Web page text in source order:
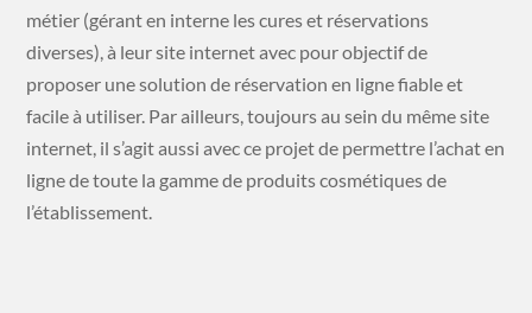
métier (gérant en interne les cures et réservations
diverses), à leur site internet avec pour objectif de
proposer une solution de réservation en ligne fiable et
facile à utiliser. Par ailleurs, toujours au sein du même site
internet, il s’agit aussi avec ce projet de permettre l’achat en
ligne de toute la gamme de produits cosmétiques de
l’établissement.